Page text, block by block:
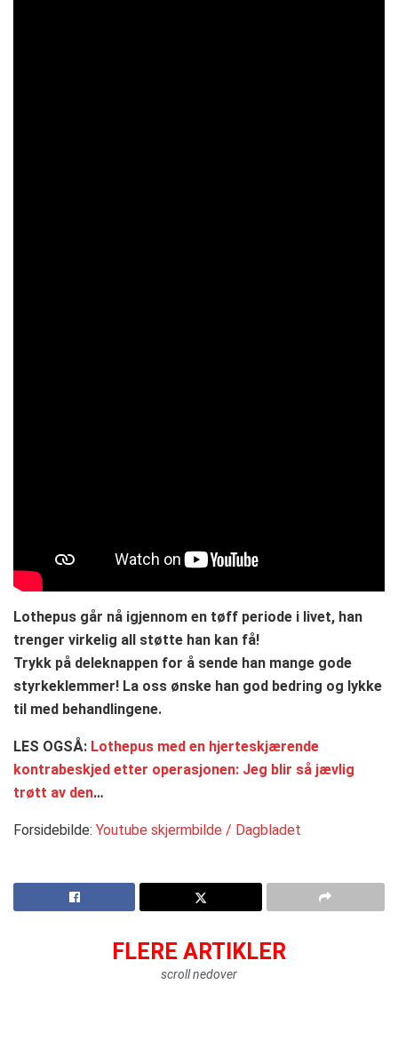
Lothepus går nå igjennom en tøff periode i livet, han
trenger virkelig all støtte han kan få!
Trykk på deleknappen for å sende han mange gode
styrkeklemmer! La oss ønske han god bedring og lykke
til med behandlingene.
LES OGSÅ: Lothepus med en hjerteskjærende
kontrabeskjed etter operasjonen: Jeg blir så jævlig
trøtt av den…
Forsidebilde: Youtube skjermbilde / Dagbladet
FLERE ARTIKLER
scroll nedover